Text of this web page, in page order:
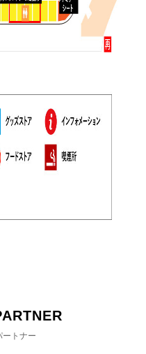
ートナー